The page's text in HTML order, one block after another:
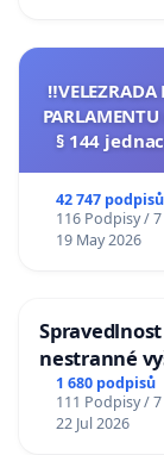
§ 144
42 747 podpisů
116 Podpisy /
19 May 2026
nestranné
1 680 podpisů
111 Podpisy /
22 Jul 2026